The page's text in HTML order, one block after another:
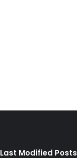
Last Modified Posts